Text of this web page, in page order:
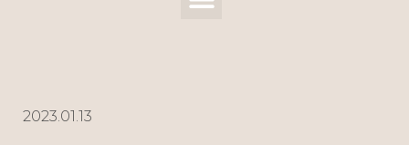
2023.01.13